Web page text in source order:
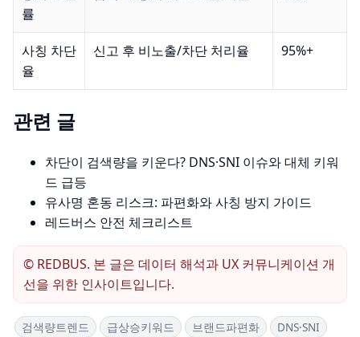
률
사칭 차단
율
신고 후 비노출/차단 처리율 95%+
관련 글
차단이 검색량을 키운다? DNS·SNI 이슈와 대체 키워
드 급등
유사명 혼동 리스크: 파편화와 사칭 방지 가이드
레드버스 안전 체크리스트
© REDBUS. 본 글은 데이터 해석과 UX 커뮤니케이션 개
선을 위한 인사이트입니다.
검색량트렌드 급상승키워드 브랜드파편화 DNS·SNI